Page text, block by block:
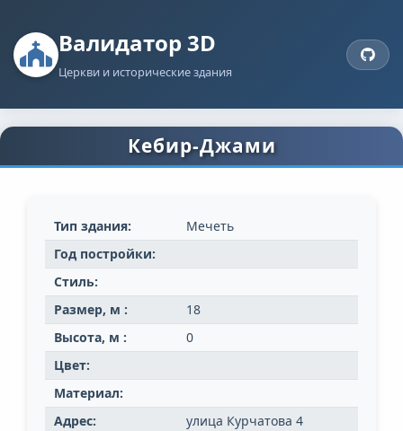
Валидатор 3D
Церкви и исторические здания
Кебир-Джами
Тип здания:
Мечеть
Год постройки:
Стиль:
Размер, м :
18
Высота, м :
0
Цвет:
Материал:
Адрес:
улица Курчатова 4